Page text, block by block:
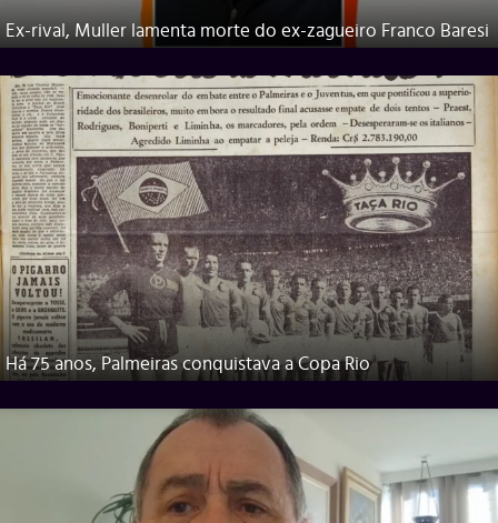
Ex-rival, Muller lamenta morte do ex-zagueiro Franco Baresi
Há 75 anos, Palmeiras conquistava a Copa Rio